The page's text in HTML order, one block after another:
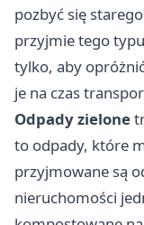
pozbyć się
przyjmie tego
tylko, aby
je na czas
Odpady zielone
to odpady, które
przyjmowane są
nieruchomości